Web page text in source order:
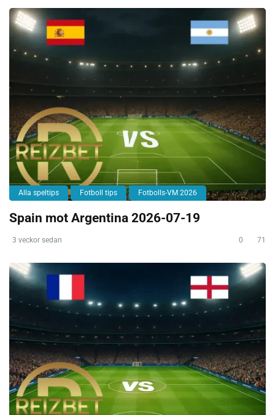
Alla speltips Fotboll tips Fotbolls-VM 2026
Spain mot Argentina 2026-07-19
3 veckor sedan 0 71